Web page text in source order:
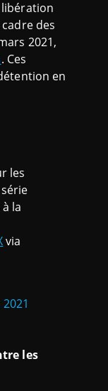
des
2021,
. Ces
en
les
la
via
2021
les